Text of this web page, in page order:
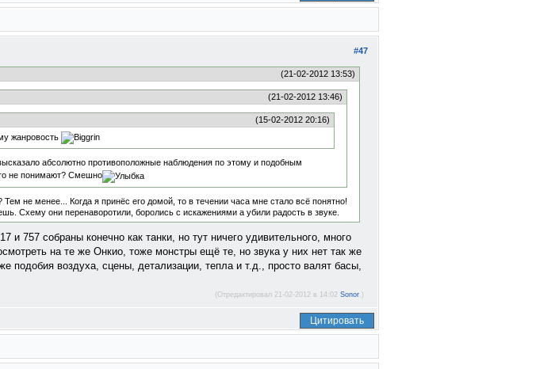
#47
(21-02-2012 13:53)
(21-02-2012 13:46)
(15-02-2012 20:16)
жанровость
абсолютно противоположные наблюдения по этому и подобным
не понимают? Смешно
не менее... Когда я принёс его домой, то в течении часа мне стало всё понятно!
Схему они перенаворотили, боролись с искажениями а убили радость в звуке.
и 757 собраны конечно как танки, но тут ничего удивительного, много
на те же Онкио, тоже монстры ещё те, но звука у них нет так же
подобия воздуха, сцены, детализации, тепла и т.д., просто валят басы,
(Отредактировал 21-02-2012 в 14:02 Sonor .)
Цитировать